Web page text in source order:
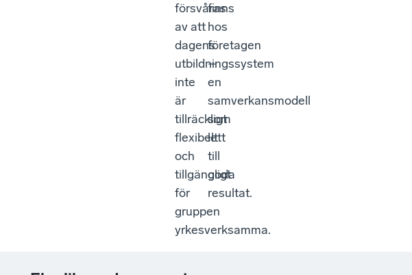
försvåras
av att
dagens
utbildningssystem
inte
är
tillräckligt
flexibelt
och
tillgängligt
för
gruppen
yrkesverksamma.
finns
hos
företagen
–
en
samverkansmodell
som
lett
till
goda
resultat.